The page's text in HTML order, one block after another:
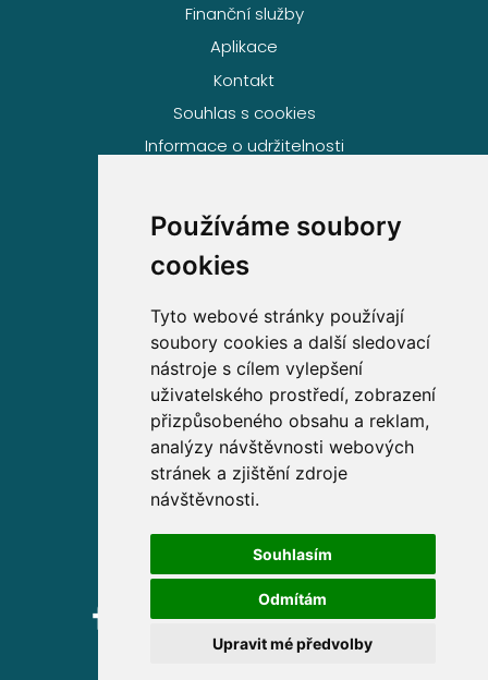
Používáme soubory
cookies
Tyto webové stránky používají
soubory cookies a další sledovací
nástroje s cílem vylepšení
uživatelského prostředí, zobrazení
přizpůsobeného obsahu a reklam,
analýzy návštěvnosti webových
stránek a zjištění zdroje
návštěvnosti.
Souhlasím
Odmítám
Upravit mé předvolby
Finanční služby
Aplikace
Kontakt
Souhlas s cookies
Informace o udržitelnosti
Volejte zdarma na
800 63 63 63
Sídlo společnosti
Partners Financial Services, a.s.
Prague Gate, 4. patro,
Türkova 2319/5b, 149 00
Praha 4 – Chodov